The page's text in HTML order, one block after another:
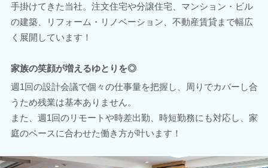
手掛けてきた当社。注文住宅や分譲住宅、マンション・ビル
の建築、リフォーム・リノベーション、不動産賃貸まで幅広
く展開しています！
家族の笑顔が増えるゆとりを◎
週1回の設計会議で個々の仕事量を把握し、周りでカバーし合
うため残業は基本ありません。
また、週1回のリモートや時差出勤、時短勤務にも対応し、家
庭のペースに合わせた働き方が叶います！